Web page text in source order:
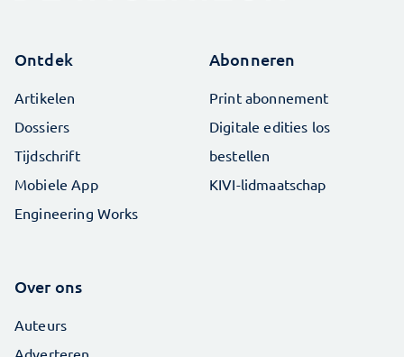
Ontdek
Artikelen
Dossiers
Tijdschrift
Mobiele App
Engineering Works
Abonneren
Print abonnement
Digitale edities los
bestellen
KIVI-lidmaatschap
Over ons
Auteurs